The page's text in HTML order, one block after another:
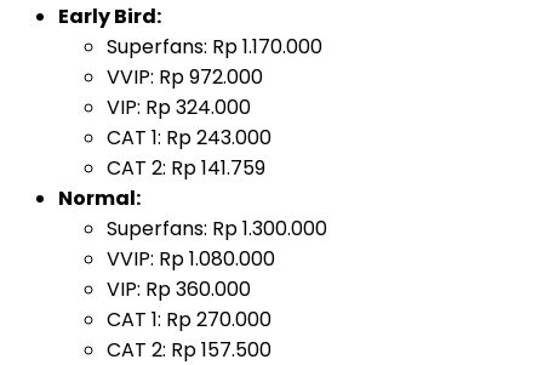
Early Bird:
Superfans: Rp 1.170.000
VVIP: Rp 972.000
VIP: Rp 324.000
CAT 1: Rp 243.000
CAT 2: Rp 141.759
Normal:
Superfans: Rp 1.300.000
VVIP: Rp 1.080.000
VIP: Rp 360.000
CAT 1: Rp 270.000
CAT 2: Rp 157.500